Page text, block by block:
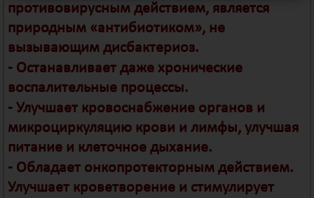
противовирусным действием, является
природным «антибиотиком», не
вызывающим дисбактериоз.
- Останавливает даже хронические
воспалительные процессы.
- Улучшает кровоснабжение органов и
микроциркуляцию крови и лимфы, улучшая
питание и клеточное дыхание.
- Обладает онкопротекторным действием.
Улучшает кроветворение и стимулирует